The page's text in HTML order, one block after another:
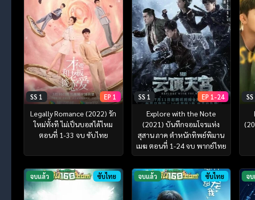
SS 1 EP 1
Legally Romance (2022) รัก
ใหม่ทั้งที ไม่เป็นบอสได้ไหม
ตอนที่ 1-33 จบ ซับไทย
SS 1 EP 1-24
Explore with the Note
(2021) บันทึกจอมโจรแห่ง
สุสาน ภาค ตำหนักทิพย์พิมาน
เมฆ ตอนที่ 1-24 จบ พากย์ไทย
SS
จบแล้ว ซับไทย จบแล้ว ซับไทย จ